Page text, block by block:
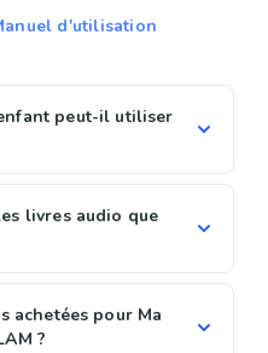
d'utilisation
peut-il utiliser
livres audio que
achetées pour Ma
?